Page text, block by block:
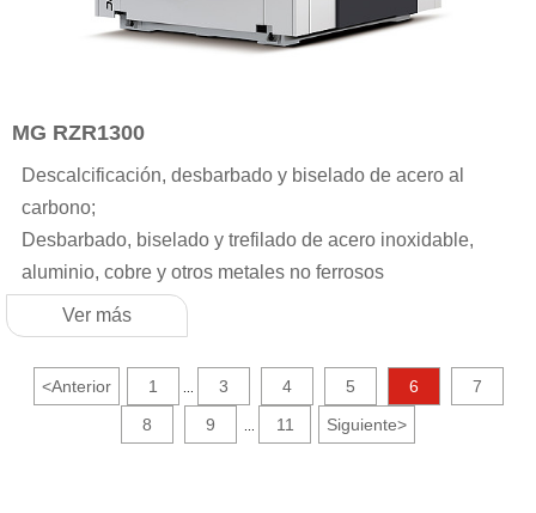
MG RZR1300
Descalcificación, desbarbado y biselado de acero al
carbono;
Desbarbado, biselado y trefilado de acero inoxidable,
aluminio, cobre y otros metales no ferrosos
Ver más
<Anterior 1 ... 3 4 5 6
7
8
9 ... 11 Siguiente>